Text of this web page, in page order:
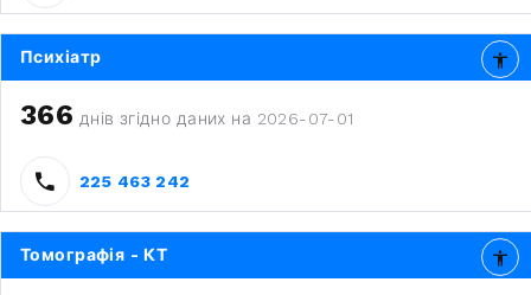
Психіатр
366 днів згідно даних на 2026-07-01
225 463 242
Томографія - КТ